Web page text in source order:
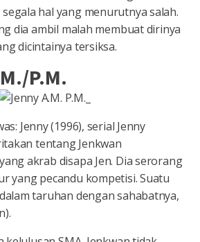
hal yang menurutnya salah.
dia ambil malah membuat dirinya
dicintainya tersiksa.
P.M.
Jenny (1996), serial Jenny
tentang Jenkwan
akrab disapa Jen. Dia serorang
yang pecandu kompetisi. Suatu
taruhan dengan sahabatnya,